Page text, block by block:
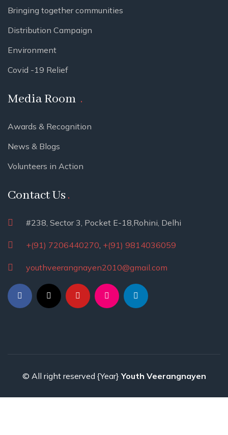
Bringing together communities
Distribution Campaign
Environment
Covid -19 Relief
Media Room
Awards & Recognition
News & Blogs
Volunteers in Action
Contact Us
#238, Sector 3, Pocket E-18,Rohini, Delhi
+(91) 7206440270 +(91) 9814036059
youthveerangnayen2010@gmail.com
© All right reserved {Year} Youth Veerangnayen